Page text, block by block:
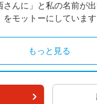
さんに」と私の名前が
モットーにしています
もっと見る